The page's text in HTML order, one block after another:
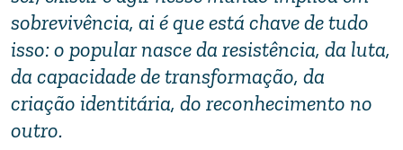
sobrevivência, ai é que está chave de tudo
isso: o popular nasce da resistência, da luta,
da capacidade de transformação, da
criação identitária, do reconhecimento no
outro.